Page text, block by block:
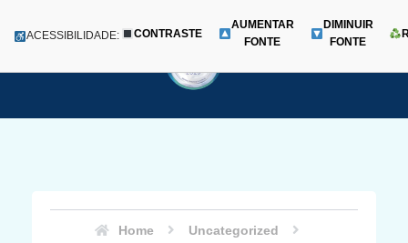
para
Menu
ACESSIBILIDADE: CONTRASTE
AUMENTAR
FONTE
DIMINUIR
FONTE
Home
Uncategorized